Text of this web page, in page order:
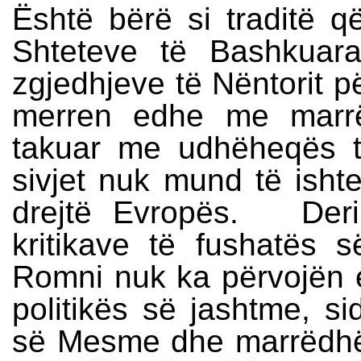
Është bërë si traditë
Shteteve të
zgjedhjeve të Nëntorit
merren edhe me
takuar me udhëheqës
sivjet nuk mund të
drejtë Evropës.
kritikave të fushatës
Romni nuk ka
politikës së jashtme,
së Mesme dhe